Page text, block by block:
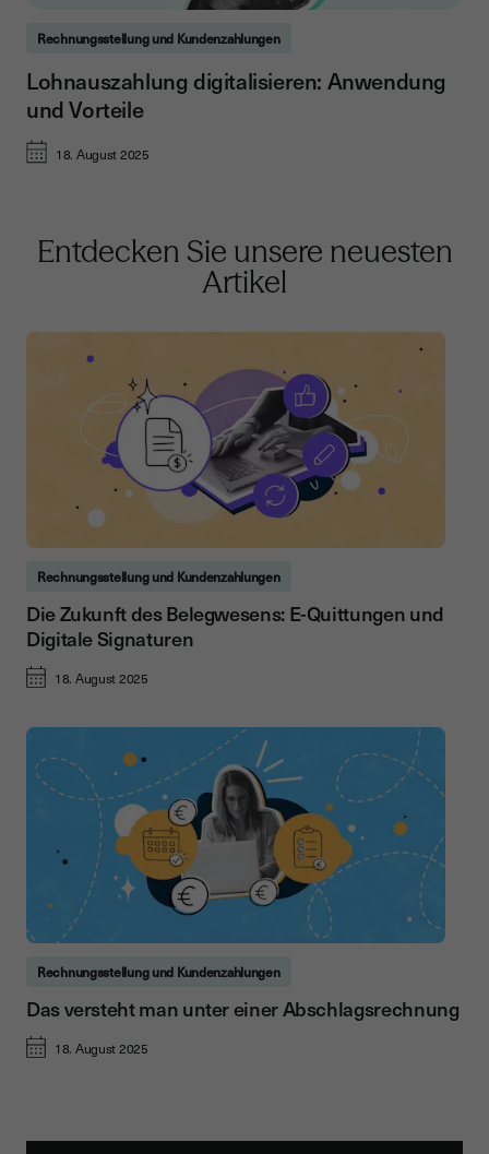
Rechnungsstellung und Kundenzahlungen
18. August 2025
Lohnauszahlung digitalisieren: Anwendung
und Vorteile
Entdecken Sie unsere neuesten
Artikel
Rechnungsstellung und Kundenzahlungen
Die Zukunft des Belegwesens: E-Quittungen und
Digitale Signaturen
18. August 2025
Rechnungsstellung und Kundenzahlungen
Das versteht man unter einer Abschlagsrechnung
18. August 2025